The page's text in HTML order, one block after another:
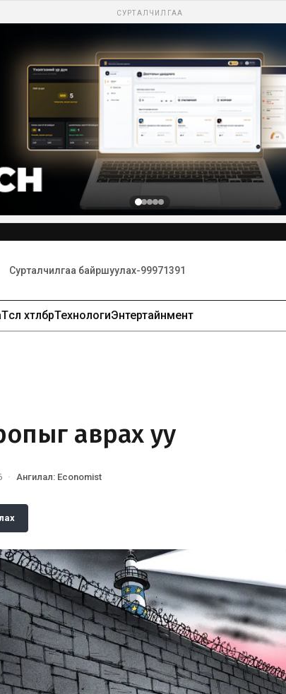
СУРТАЛЧИЛГАА
Төсөл хөтөлбөрТехнологиЭнтертайнмент
аврах уу
· Ангилал: Economist